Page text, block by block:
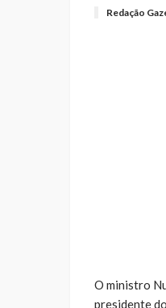
Redação
O ministro
presidente